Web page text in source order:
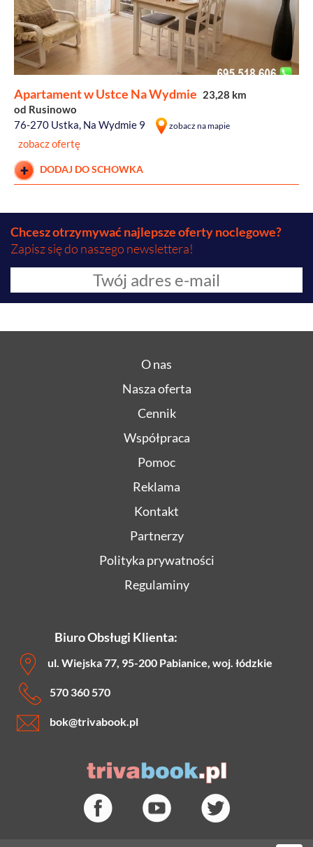
Apartament w Ustce Na Wydmie 23,28 km
od Rusinowo
76-270 Ustka, Na Wydmie 9
zobacz na mapie
zobacz ofertę
DODAJ DO SCHOWKA
Chcesz otrzymywać najlepsze oferty noclegowe?
Zapisz się do naszego newslettera!
O nas
Nasza oferta
Cennik
Współpraca
Pomoc
Reklama
Kontakt
Partnerzy
Polityka prywatności
Regulaminy
Biuro Obsługi Klienta:
ul. Wiejska 77, 95-200 Pabianice, woj. łódzkie
570 360 570
bok@trivabook.pl